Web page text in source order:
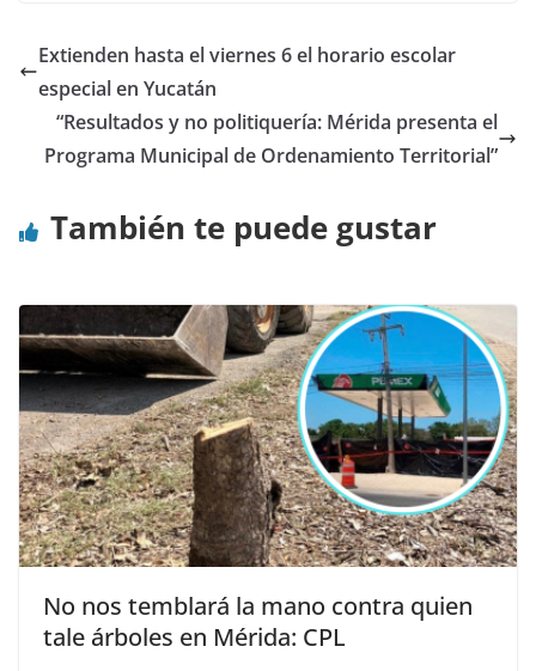
Extienden hasta el viernes 6 el horario escolar
especial en Yucatán
“Resultados y no politiquería: Mérida presenta el
Programa Municipal de Ordenamiento Territorial”
También te puede gustar
No nos temblará la mano contra quien
tale árboles en Mérida: CPL